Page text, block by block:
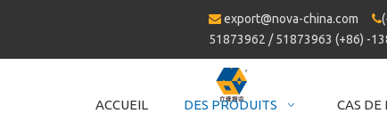
 export@nova-china.com 
51873962 / 51873963 (+86) -
ACCUEIL DES PRODUITS CAS DE